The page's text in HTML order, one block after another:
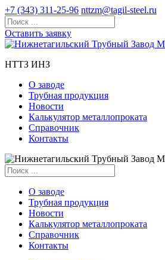
+7 (343) 311-25-96 nttzm@tagil-steel.ru
Оставить заявку
НТТЗ ИНЗ
О заводе
Трубная продукция
Новости
Калькулятор металлопроката
Справочник
Контакты
О заводе
Трубная продукция
Новости
Калькулятор металлопроката
Справочник
Контакты